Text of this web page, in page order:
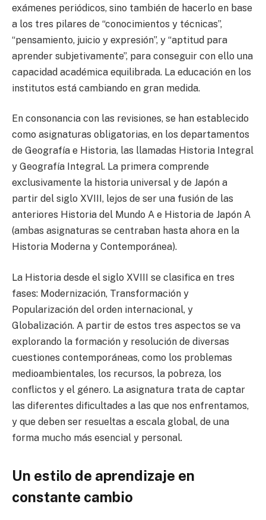
exámenes periódicos, sino también de hacerlo en base
a los tres pilares de “conocimientos y técnicas”,
“pensamiento, juicio y expresión”, y “aptitud para
aprender subjetivamente”, para conseguir con ello una
capacidad académica equilibrada. La educación en los
institutos está cambiando en gran medida.
En consonancia con las revisiones, se han establecido
como asignaturas obligatorias, en los departamentos
de Geografía e Historia, las llamadas Historia Integral
y Geografía Integral. La primera comprende
exclusivamente la historia universal y de Japón a
partir del siglo XVIII, lejos de ser una fusión de las
anteriores Historia del Mundo A e Historia de Japón A
(ambas asignaturas se centraban hasta ahora en la
Historia Moderna y Contemporánea).
La Historia desde el siglo XVIII se clasifica en tres
fases: Modernización, Transformación y
Popularización del orden internacional, y
Globalización. A partir de estos tres aspectos se va
explorando la formación y resolución de diversas
cuestiones contemporáneas, como los problemas
medioambientales, los recursos, la pobreza, los
conflictos y el género. La asignatura trata de captar
las diferentes dificultades a las que nos enfrentamos,
y que deben ser resueltas a escala global, de una
forma mucho más esencial y personal.
Un estilo de aprendizaje en
constante cambio